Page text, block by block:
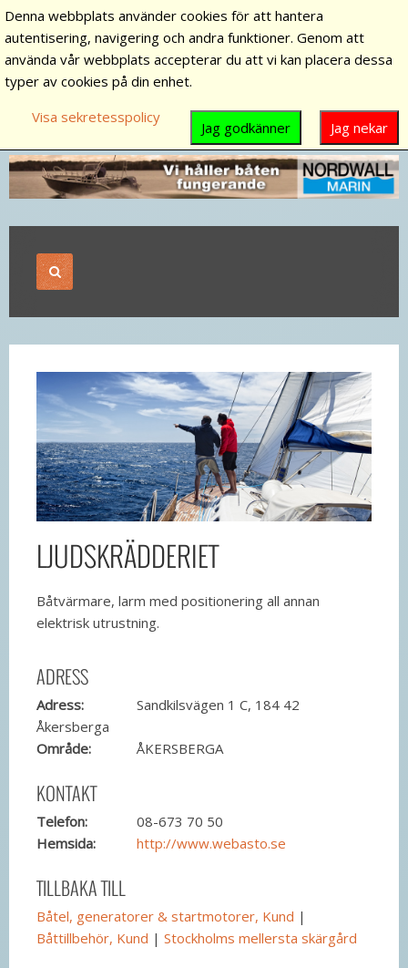
LJUDSKRÄDDERIET
Båtvärmare, larm med positionering all annan
elektrisk utrustning.
ADRESS
Adress:
Sandkilsvägen 1 C, 184 42
Åkersberga
Område:
ÅKERSBERGA
KONTAKT
Telefon:
08-673 70 50
Hemsida:
http://www.webasto.se
TILLBAKA TILL
Båtel, generatorer & startmotorer, Kund |
Båttillbehör, Kund | Stockholms mellersta skärgård
Denna webbplats använder cookies för att hantera
autentisering, navigering och andra funktioner. Genom att
använda vår webbplats accepterar du att vi kan placera dessa
typer av cookies på din enhet.
Visa sekretesspolicy
Jag nekar
Jag godkänner